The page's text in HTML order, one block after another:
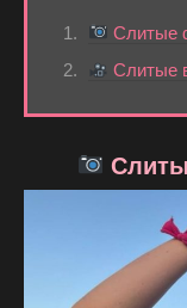
Слитые
Слитые